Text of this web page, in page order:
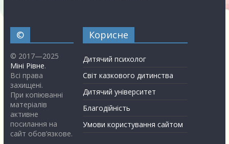
©
© 2017—2025
Міні Рівне.
Всі права
захищені.
При копіюванні
матеріалів
активне
посилання на
сайт обов’язкове.
Корисне
Дитячий психолог
Світ казкового дитинства
Дитячий університет
Благодійність
Умови користування сайтом